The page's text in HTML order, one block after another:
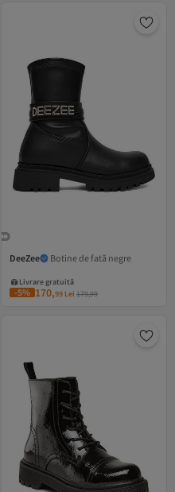
DeeZee Botine de fată negre
Livrare gratuită
8 RON cupon
Livrare gratuită
-5% 170,99 Lei 179,99